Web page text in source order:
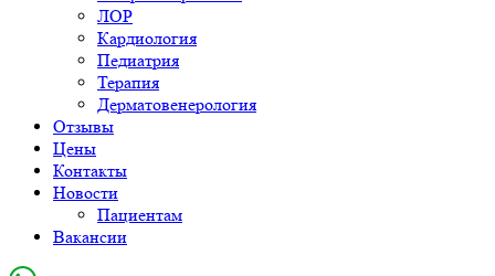
ЛОР
Кардиология
Педиатрия
Терапия
Дерматовенерология
Отзывы
Цены
Контакты
Новости
Пациентам
Вакансии